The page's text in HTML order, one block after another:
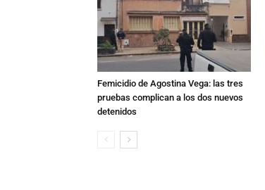
Femicidio de Agostina Vega: las tres
pruebas complican a los dos nuevos
detenidos